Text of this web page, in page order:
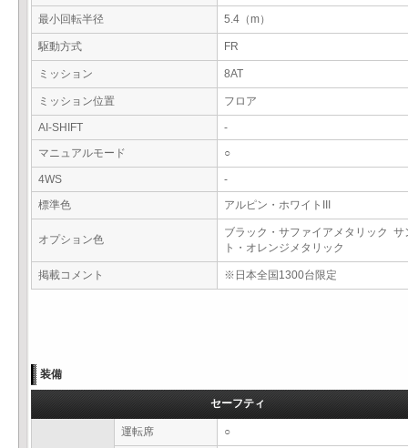
最小回転半径 5.4（m）
駆動方式 FR
ミッション 8AT
ミッション位置 フロア
AI-SHIFT
-
マニュアルモード
○
4WS
-
標準色
アルピン・ホワイトIII
オプション色
ブラック・サファイアメタリック サ
ト・オレンジメタリック
掲載コメント ※日本全国1300台限定
装備
セーフティ
運転席 ○